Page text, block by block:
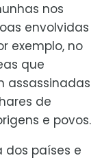
nos
envolvidas
exemplo, no
que
assassinadas
de
e povos.
dos países e